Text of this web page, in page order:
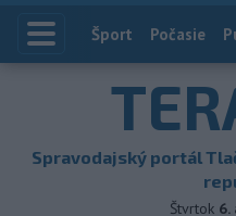
Index
Šport Počasie
Spravodajský portál
Štvrtok 6.